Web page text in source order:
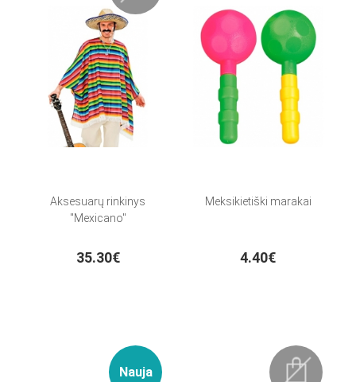
Aksesuarų rinkinys
"Mexicano"
35.30€
Meksikietiški marakai
4.40€
Nauja